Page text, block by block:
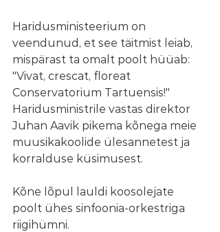
Haridusministeerium on
veendunud, et see täitmist leiab,
mispärast ta omalt poolt hüüab:
"Vivat, crescat, floreat
Conservatorium Tartuensis!"
Haridusministrile vastas direktor
Juhan Aavik pikema kõnega meie
muusikakoolide ülesannetest ja
korralduse küsimusest.
Kõne lõpul lauldi koosolejate
poolt ühes sinfoonia-orkestriga
riigihümni.